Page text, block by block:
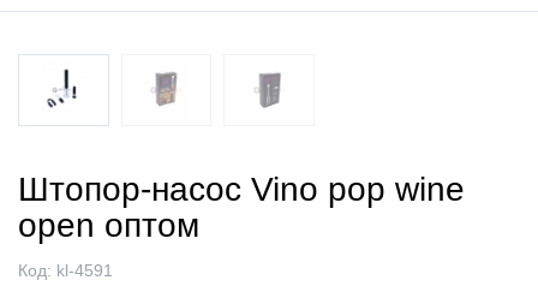
Штопор-насос Vino pop wine
open оптом
Код: kl-4591